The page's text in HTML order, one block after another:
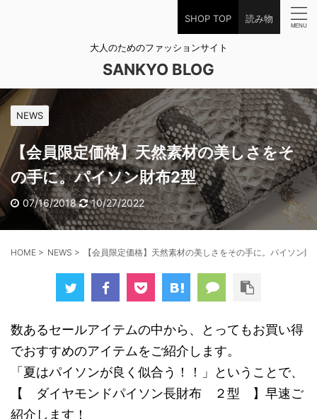
SHOP TOP 読み物
大人のためのファッションサイト
SANKYO BLOG
NEWS
【会員限定価格】天然素材の美しさをそ
の手に。パイソン財布2型
07/16/2018 10/27/2022
HOME > NEWS > 【会員限定価格】天然素材の美しさをその手に。パイソン財
数あるセールアイテムの中から、とってもお買い得
でおすすめのアイテムをご紹介します。
「夏はパイソンが良く似合う！！」ということで、
【 ダイヤモンドパイソン長財布 ２型 】早速ご
紹介します！